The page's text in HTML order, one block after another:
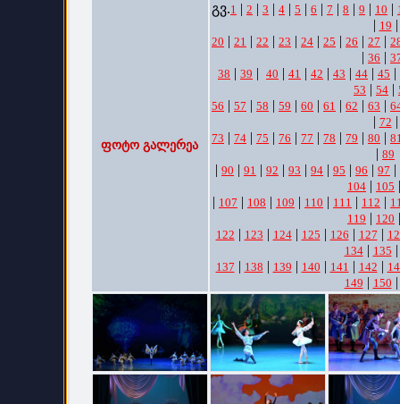
ფოტო გალერეა
გვ.1 | 2 | 3 | 4 | 5 | 6 | 7 | 8 | 9 | 10 |
| 19 |
20 | 21 | 22 | 23 | 24 | 25 | 26 | 27 |
| 36 |
38 | 39 | 40 | 41 | 42 | 43 | 44 | 45 |
53 | 54 |
56 | 57 | 58 | 59 | 60 | 61 | 62 | 63 |
| 72 |
73 | 74 | 75 | 76 | 77 | 78 | 79 | 80 |
| 89
| 90 | 91 | 92 | 93 | 94 | 95 | 96 | 97 |
104 | 105
| 107 | 108 | 109 | 110 | 111 | 112 |
119 | 120
122 | 123 | 124| 125 | 126 | 127 |
134| 135
137 | 138 | 139 | 140 | 141 | 142 |
149 | 150